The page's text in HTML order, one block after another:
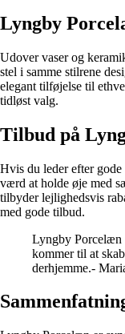
Lyngby
Udover vaser og
stel i samme stilrene
elegant tilføjelse til
tidløst valg.
Tilbud på
Hvis du leder efter
værd at holde øje med
tilbyder lejlighedsvis
med gode tilbud.
Lyngby Porcelæn
kommer til at
derhjemme.-